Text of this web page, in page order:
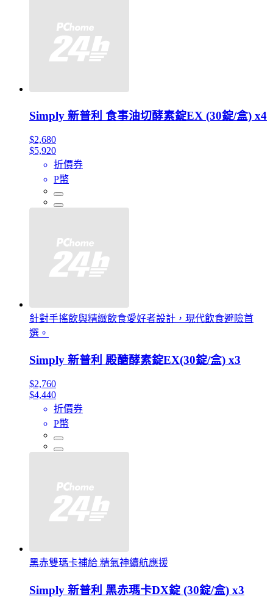
Simply 新普利 食事油切酵素錠EX (30錠/盒) x4
$2,680
$5,920
折價券
P幣
針對手搖飲與精緻飲食愛好者設計，現代飲食避險首
選。
Simply 新普利 殿醣酵素錠EX(30錠/盒) x3
$2,760
$4,440
折價券
P幣
黑赤雙瑪卡補給 精氣神續航應援
Simply 新普利 黑赤瑪卡DX錠 (30錠/盒) x3